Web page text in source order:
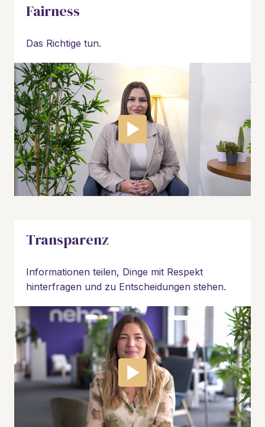
Fairness
Das Richtige tun.
Transparenz
Informationen teilen, Dinge mit Respekt
hinterfragen und zu Entscheidungen stehen.